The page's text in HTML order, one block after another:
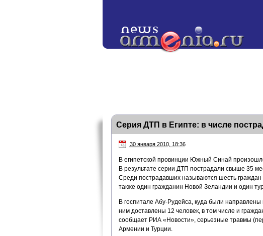
Серия ДТП в Египте: в числе
30 января 2010, 18:36
В египетской провинции Южный Синай
В результате серии ДТП пострадали свыше 35
Среди пострадавших называются шесть
также один гражданин Новой Зеландии и один
В госпитале Абу-Рудейса, куда были
ним доставлены 12 человек, в том числе и
сообщает РИА «Новости», серьезные травмы
Армении и Турции.